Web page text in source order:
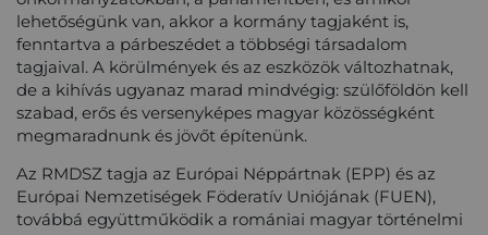
lehetőségünk van, akkor a kormány tagjaként is,
fenntartva a párbeszédet a többségi társadalom
tagjaival. A körülmények és az eszközök változhatnak,
de a kihívás ugyanaz marad mindvégig: szülőföldön kell
szabad, erős és versenyképes magyar közösségként
megmaradnunk és jövőt építenünk.
Az RMDSZ tagja az Európai Néppártnak (EPP) és az
Európai Nemzetiségek Föderatív Uniójának (FUEN),
továbbá együttműködik a romániai magyar történelmi